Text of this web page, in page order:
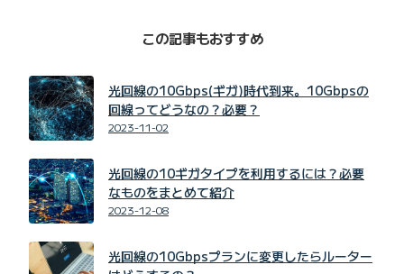
この記事もおすすめ
光回線の10Gbps(ギガ)時代到来。10Gbpsの
回線ってどうなの？必要？
2023-11-02
光回線の10ギガタイプを利用するには？必要
なものをまとめて紹介
2023-12-08
光回線の10Gbpsプランに変更したらルーター